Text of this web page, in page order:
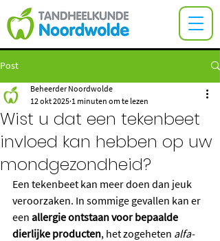
Post
Wist u dat een tekenbeet
invloed kan hebben op uw
mondgezondheid?
Beheerder Noordwolde
12 okt 2025 1 minuten om te lezen
Een tekenbeet kan meer doen dan jeuk
veroorzaken. In sommige gevallen kan er
een allergie ontstaan voor bepaalde
dierlijke producten, het zogeheten alfa-